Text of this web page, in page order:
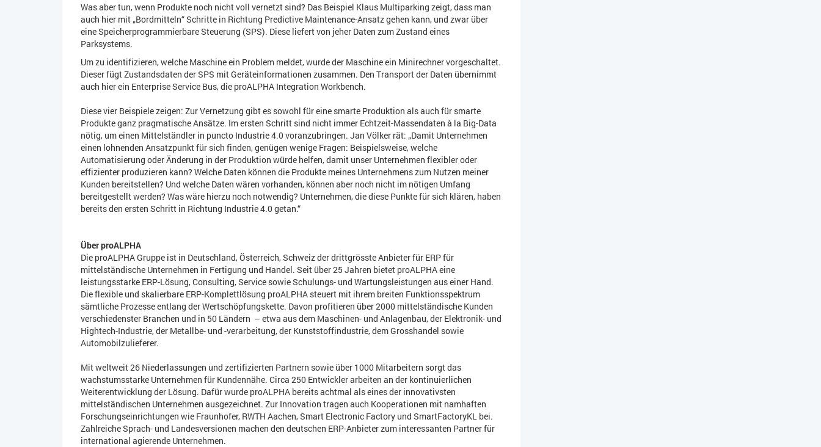
Was aber tun, wenn Produkte noch nicht voll vernetzt sind? Das Beispiel Klaus Multiparking zeigt, dass man
auch hier mit „Bordmitteln“ Schritte in Richtung Predictive Maintenance-Ansatz gehen kann, und zwar über
eine Speicherprogrammierbare Steuerung (SPS). Diese liefert von jeher Daten zum Zustand eines
Parksystems.
Um zu identifizieren, welche Maschine ein Problem meldet, wurde der Maschine ein Minirechner vorgeschaltet.
Dieser fügt Zustandsdaten der SPS mit Geräteinformationen zusammen. Den Transport der Daten übernimmt
auch hier ein Enterprise Service Bus, die proALPHA Integration Workbench.
Diese vier Beispiele zeigen: Zur Vernetzung gibt es sowohl für eine smarte Produktion als auch für smarte
Produkte ganz pragmatische Ansätze. Im ersten Schritt sind nicht immer Echtzeit-Massendaten à la Big-Data
nötig, um einen Mittelständler in puncto Industrie 4.0 voranzubringen. Jan Völker rät: „Damit Unternehmen
einen lohnenden Ansatzpunkt für sich finden, genügen wenige Fragen: Beispielsweise, welche
Automatisierung oder Änderung in der Produktion würde helfen, damit unser Unternehmen flexibler oder
effizienter produzieren kann? Welche Daten können die Produkte meines Unternehmens zum Nutzen meiner
Kunden bereitstellen? Und welche Daten wären vorhanden, können aber noch nicht im nötigen Umfang
bereitgestellt werden? Was wäre hierzu noch notwendig? Unternehmen, die diese Punkte für sich klären, haben
bereits den ersten Schritt in Richtung Industrie 4.0 getan.“
Über proALPHA
Die proALPHA Gruppe ist in Deutschland, Österreich, Schweiz der drittgrösste Anbieter für ERP für
mittelständische Unternehmen in Fertigung und Handel. Seit über 25 Jahren bietet proALPHA eine
leistungsstarke ERP-Lösung, Consulting, Service sowie Schulungs- und Wartungsleistungen aus einer Hand.
Die flexible und skalierbare ERP-Komplettlösung proALPHA steuert mit ihrem breiten Funktionsspektrum
sämtliche Prozesse entlang der Wertschöpfungskette. Davon profitieren über 2000 mittelständische Kunden
verschiedenster Branchen und in 50 Ländern – etwa aus dem Maschinen- und Anlagenbau, der Elektronik- und
Hightech-Industrie, der Metallbe- und -verarbeitung, der Kunststoffindustrie, dem Grosshandel sowie
Automobilzulieferer.
Mit weltweit 26 Niederlassungen und zertifizierten Partnern sowie über 1000 Mitarbeitern sorgt das
wachstumsstarke Unternehmen für Kundennähe. Circa 250 Entwickler arbeiten an der kontinuierlichen
Weiterentwicklung der Lösung. Dafür wurde proALPHA bereits achtmal als eines der innovativsten
mittelständischen Unternehmen ausgezeichnet. Zur Innovation tragen auch Kooperationen mit namhaften
Forschungseinrichtungen wie Fraunhofer, RWTH Aachen, Smart Electronic Factory und SmartFactoryKL bei.
Zahlreiche Sprach- und Landesversionen machen den deutschen ERP-Anbieter zum interessanten Partner für
international agierende Unternehmen.